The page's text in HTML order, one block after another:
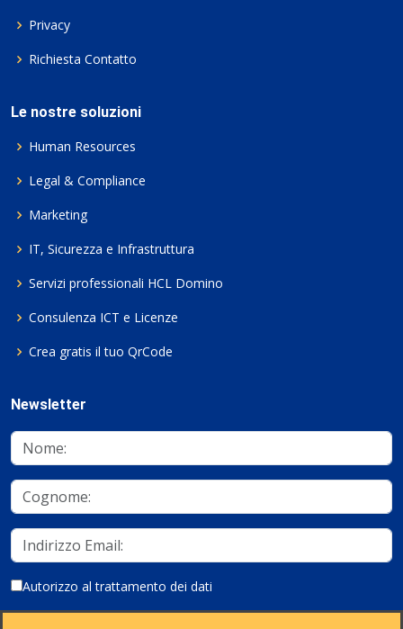
Privacy
Richiesta Contatto
Le nostre soluzioni
Human Resources
Legal & Compliance
Marketing
IT, Sicurezza e Infrastruttura
Servizi professionali HCL Domino
Consulenza ICT e Licenze
Crea gratis il tuo QrCode
Newsletter
Autorizzo al trattamento dei dati